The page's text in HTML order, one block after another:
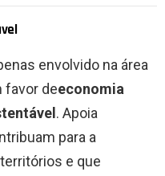
envolvido na área
favor deeconomia
. Apoia
para a
e que